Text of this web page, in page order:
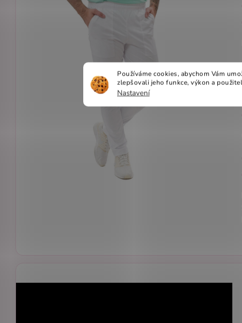
Používáme cookies, abychom Vám
zlepšovali jeho funkce, výkon a
Nastavení